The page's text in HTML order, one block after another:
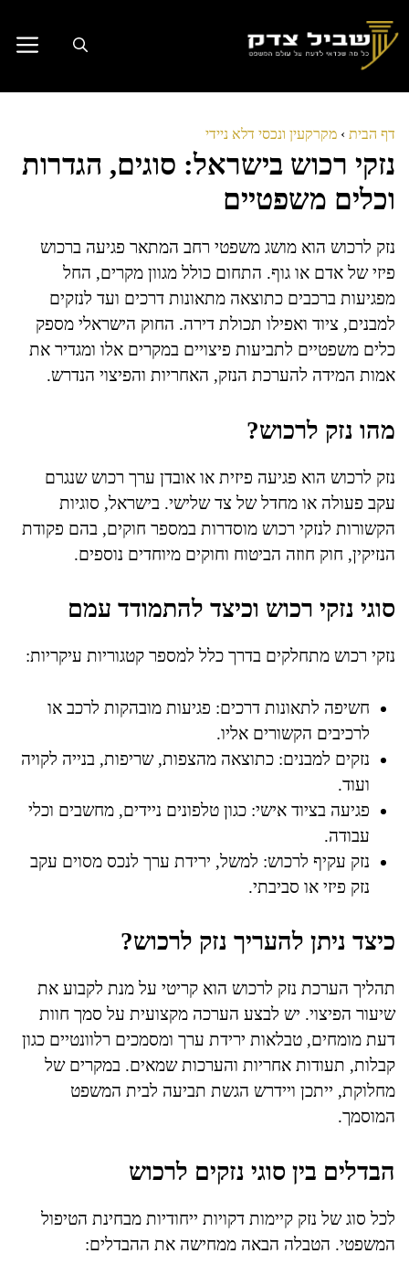
לתוכן
דף הבית › מקרקעין ונכסי דלא ניידי
נזקי רכוש בישראל: סוגים, הגדרות
וכלים משפטיים
נזק לרכוש הוא מושג משפטי רחב המתאר פגיעה ברכוש
פיזי של אדם או גוף. התחום כולל מגוון מקרים, החל
מפגיעות ברכבים כתוצאה מתאונות דרכים ועד לנזקים
למבנים, ציוד ואפילו תכולת דירה. החוק הישראלי מספק
כלים משפטיים לתביעות פיצויים במקרים אלו ומגדיר את
אמות המידה להערכת הנזק, האחריות והפיצוי הנדרש.
מהו נזק לרכוש?
נזק לרכוש הוא פגיעה פיזית או אובדן ערך רכוש שנגרם
עקב פעולה או מחדל של צד שלישי. בישראל, סוגיות
הקשורות לנזקי רכוש מוסדרות במספר חוקים, בהם פקודת
הנזיקין, חוק חוזה הביטוח וחוקים מיוחדים נוספים.
סוגי נזקי רכוש וכיצד להתמודד עמם
נזקי רכוש מתחלקים בדרך כלל למספר קטגוריות עיקריות:
חשיפה לתאונות דרכים: פגיעות מובהקות לרכב או
לרכיבים הקשורים אליו.
נזקים למבנים: כתוצאה מהצפות, שריפות, בנייה לקויה
ועוד.
פגיעה בציוד אישי: כגון טלפונים ניידים, מחשבים וכלי
עבודה.
נזק עקיף לרכוש: למשל, ירידת ערך לנכס מסוים עקב
נזק פיזי או סביבתי.
כיצד ניתן להעריך נזק לרכוש?
תהליך הערכת נזק לרכוש הוא קריטי על מנת לקבוע את
שיעור הפיצוי. יש לבצע הערכה מקצועית על סמך חוות
דעת מומחים, טבלאות ירידת ערך ומסמכים רלוונטיים כגון
קבלות, תעודות אחריות והערכות שמאים. במקרים של
מחלוקת, ייתכן ויידרש הגשת תביעה לבית המשפט
המוסמך.
הבדלים בין סוגי נזקים לרכוש
לכל סוג של נזק קיימות דקויות ייחודיות מבחינת הטיפול
המשפטי. הטבלה הבאה ממחישה את ההבדלים: